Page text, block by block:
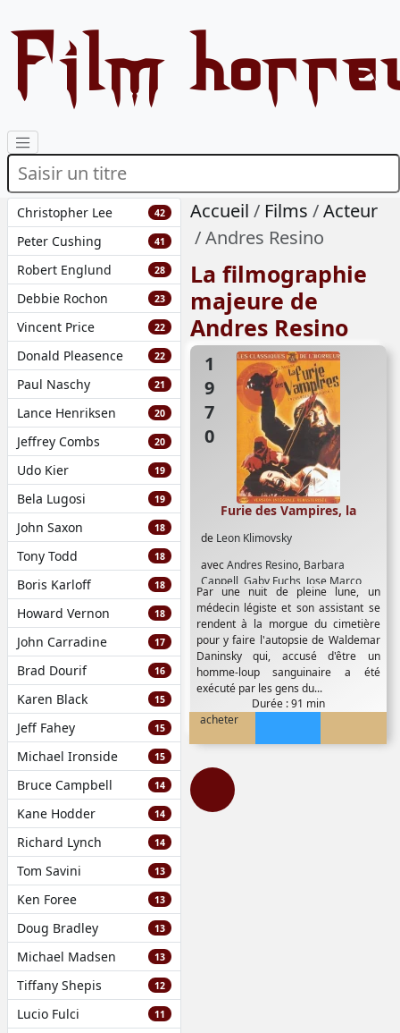
Film
Christopher Lee 42
Peter Cushing 41
Robert Englund 28
Debbie Rochon 23
Vincent Price 22
Donald Pleasence 22
Paul Naschy 21
Lance Henriksen 20
Jeffrey Combs 20
Udo Kier 19
Bela Lugosi 19
John Saxon 18
Tony Todd 18
Boris Karloff 18
Howard Vernon 18
John Carradine 17
Brad Dourif 16
Karen Black 15
Jeff Fahey 15
Michael Ironside 15
Bruce Campbell 14
Kane Hodder 14
Richard Lynch 14
Tom Savini 13
Ken Foree 13
Doug Bradley 13
Michael Madsen 13
Tiffany Shepis 12
Lucio Fulci 11
Accueil Films
Acteur
Andres Resino
La filmographie
majeure de
Andres Resino
1970
de Leon Klimovsky
avecAndres Resino, Barbara
Cappell Gaby Fuchs Jose Marco,
Patty Sheppard,Paul Naschy
Furie des Vampires, la
Par une nuit de pleine lune, un
médecin légiste et son assistant se
rendent à la morgue du cimetière
pour y faire l'autopsie de Waldemar
Daninsky qui, accusé d'être un
homme-loup sanguinaire a été
exécuté par les gens du...
Durée : 91 min
acheter